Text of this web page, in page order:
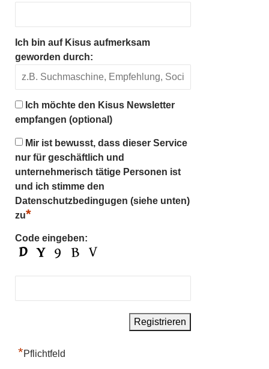
Ich bin auf Kisus aufmerksam
geworden durch:
Ich möchte den Kisus Newsletter
empfangen (optional)
Mir ist bewusst, dass dieser Service
nur für geschäftlich und
unternehmerisch tätige Personen ist
und ich stimme den
Datenschutzbedingugen (siehe unten)
zu*
Code eingeben:
*Pflichtfeld